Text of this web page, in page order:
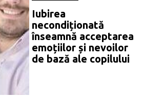
Iubirea
necondiționată
înseamnă acceptarea
emoțiilor și nevoilor
de bază ale copilului